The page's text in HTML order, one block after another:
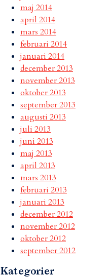
maj 2014
april 2014
mars 2014
februari 2014
januari 2014
december 2013
november 2013
oktober 2013
september 2013
augusti 2013
juli 2013
juni 2013
maj 2013
april 2013
mars 2013
februari 2013
januari 2013
december 2012
november 2012
oktober 2012
september 2012
Kategorier